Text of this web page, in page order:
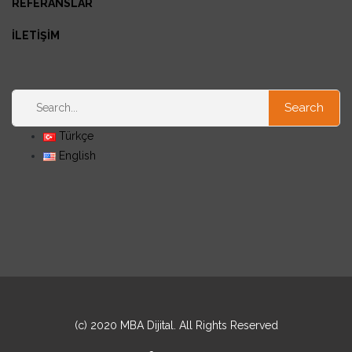
REFERANSLAR
İLETİŞİM
Türkçe
English
(c) 2020 MBA Dijital. All Rights Reserved